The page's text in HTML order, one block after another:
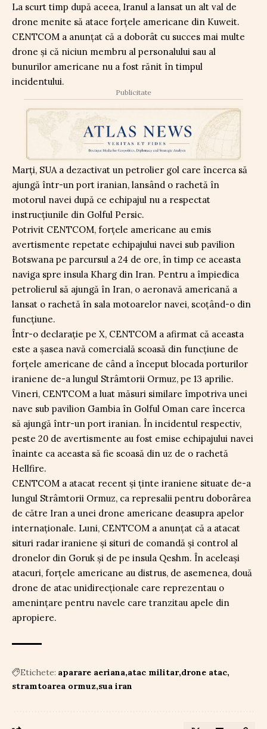
La scurt timp după aceea, Iranul a lansat un alt val de
drone menite să atace forțele americane din Kuweit.
CENTCOM a anunțat că a doborât cu succes mai multe
drone și că niciun membru al personalului sau al
bunurilor americane nu a fost rănit în timpul
incidentului.
Publicitate
Marți, SUA a dezactivat un petrolier gol care încerca să
ajungă într-un port iranian, lansând o rachetă în
motorul navei după ce echipajul nu a respectat
instrucțiunile din Golful Persic.
Potrivit CENTCOM, forțele americane au emis
avertismente repetate echipajului navei sub pavilion
Botswana pe parcursul a 24 de ore, în timp ce aceasta
naviga spre insula Kharg din Iran. Pentru a împiedica
petrolierul să ajungă în Iran, o aeronavă americană a
lansat o rachetă în sala motoarelor navei, scoțând-o din
funcțiune.
Într-o declarație pe X, CENTCOM a afirmat că aceasta
este a șasea navă comercială scoasă din funcțiune de
forțele americane de când a început blocada porturilor
iraniene de-a lungul Strâmtorii Ormuz, pe 13 aprilie.
Vineri, CENTCOM a luat măsuri similare împotriva unei
nave sub pavilion Gambia în Golful Oman care încerca
să ajungă într-un port iranian. În incidentul respectiv,
peste 20 de avertismente au fost emise echipajului navei
înainte ca aceasta să fie scoasă din uz de o rachetă
Hellfire.
CENTCOM a atacat recent și ținte iraniene situate de-a
lungul Strâmtorii Ormuz, ca represalii pentru doborârea
de către Iran a unei drone americane deasupra apelor
internaționale. Luni, CENTCOM a anunțat că a atacat
situri radar iraniene și situri de comandă și control al
dronelor din Goruk și de pe insula Qeshm. În aceleași
atacuri, forțele americane au distrus, de asemenea, două
drone de atac unidirecționale care reprezentau o
amenințare pentru navele care tranzitau apele din
apropiere.
Etichete: aparare aeriana atac militar drone atac
stramtoarea ormuz sua iran